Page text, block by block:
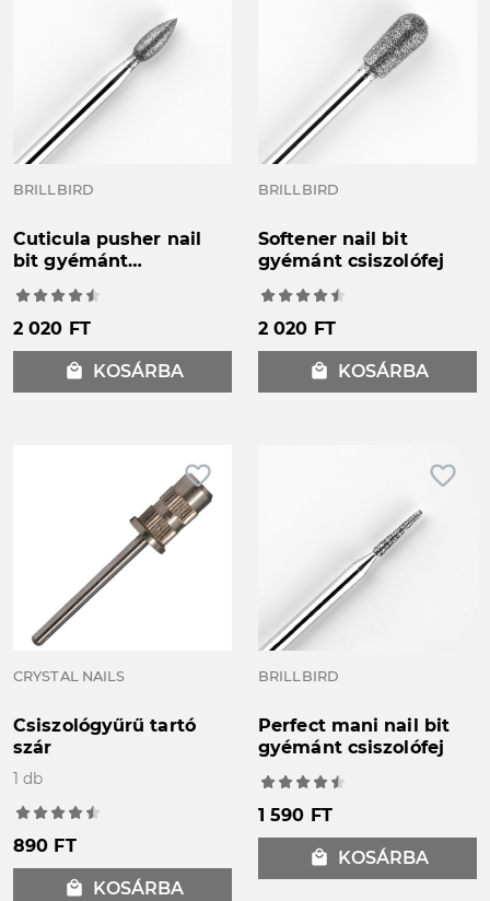
BRILLBIRD
Cuticula pusher nail
bit gyémánt
2 020 FT
local_mall KOSÁRBA
BRILLBIRD
Softener nail bit
gyémánt csiszolófej
2 020 FT
local_mall KOSÁRBA
favorite_border
CRYSTAL NAILS
Csiszológyűrű tartó
szár
1 db
890 FT
local_mall KOSÁRBA
favorite_border
BRILLBIRD
Perfect mani nail bit
gyémánt csiszolófej
1 590 FT
local_mall KOSÁRBA